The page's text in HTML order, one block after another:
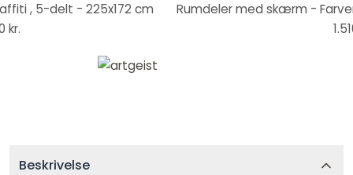
, 5-delt - 225x172 cm
kr.
Beskrivelse